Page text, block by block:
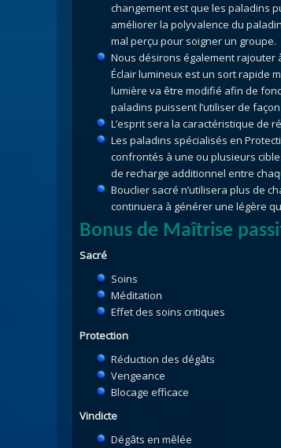
changement est que les paladins
améliorer la polyvalence du
mal perçu pour soigner un groupe.
Nous désirons également rajouter
Éclair lumineux est un sort rapide
lumière va être modifié afin de
paladins puissent l’utiliser de
L’esprit sera la caractéristique de
Les paladins spécialisés en
confrontés à une ou plusieurs
de recharge additionnel entre
Bouclier sacré n’utilisera plus de
continuera à générer une légère
Bonus de Maîtrise
Sacré
Soins
Méditation
Effet des soins critiques
Protection
Réduction des dégâts
Vengeance
Blocage efficace
Vindicte
Dégâts en mêlée